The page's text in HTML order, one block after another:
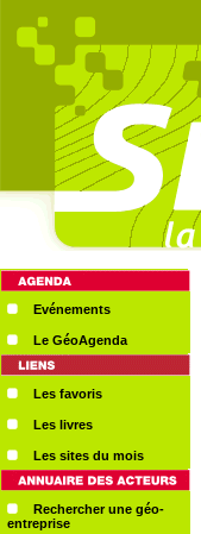
Evénements
Le GéoAgenda
Les favoris
Les livres
Les sites du mois
Rechercher une géo-
entreprise